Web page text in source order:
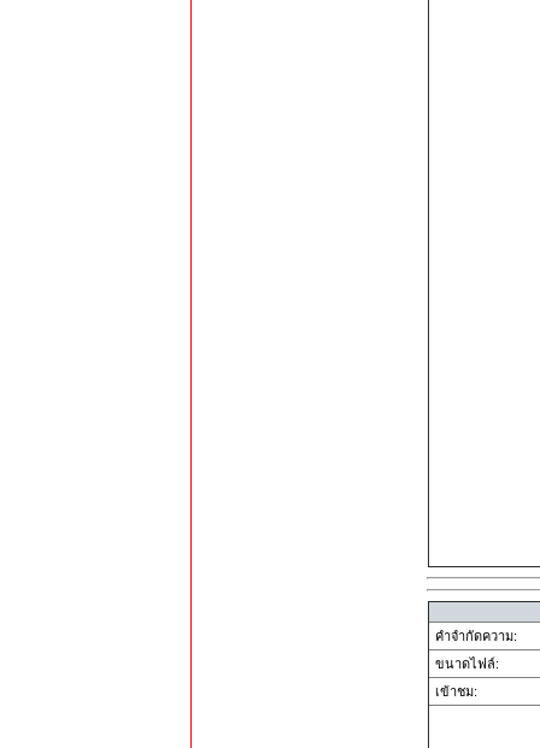
คำจำกัดความ:
ขนาดไฟล์:
เข้าชม: